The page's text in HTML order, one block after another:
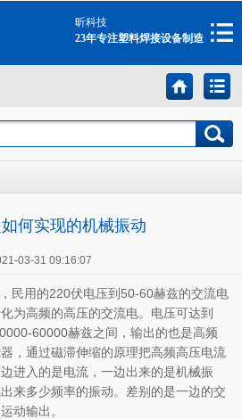
昕科技
23年专注塑料焊接设备制造
何实现的机械振动
03-31 09:16:07
民用的220伏电压到50-60赫兹的交流电
为高频的高压的交流电。电压可达到
60000赫兹之间，输出的也是高频
，通过磁滞伸缩的原理把高频高压电流
进入的是电流，一边出来的是机械振
来多少频率的振动。差别的是一边的交
动输出。